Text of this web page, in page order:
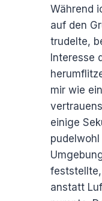
Während
auf den
trudelte,
Interesse
mir wie
einige
anstatt